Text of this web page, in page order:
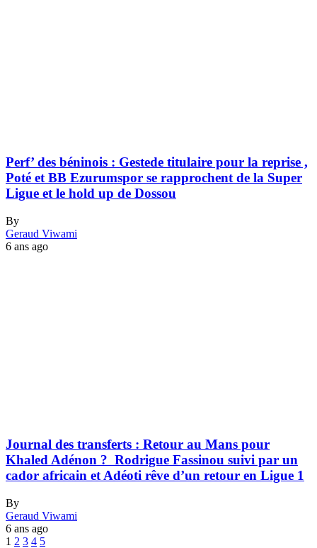
Perf’ des béninois : Gestede titulaire pour la reprise ,
Poté et BB Ezurumspor se rapprochent de la Super
Ligue et le hold up de Dossou
By
Geraud Viwami
6 ans ago
Journal des transferts : Retour au Mans pour
Khaled Adénon ? Rodrigue Fassinou suivi par un
cador africain et Adéoti rêve d’un retour en Ligue 1
By
Geraud Viwami
6 ans ago
1 2 3 4 5